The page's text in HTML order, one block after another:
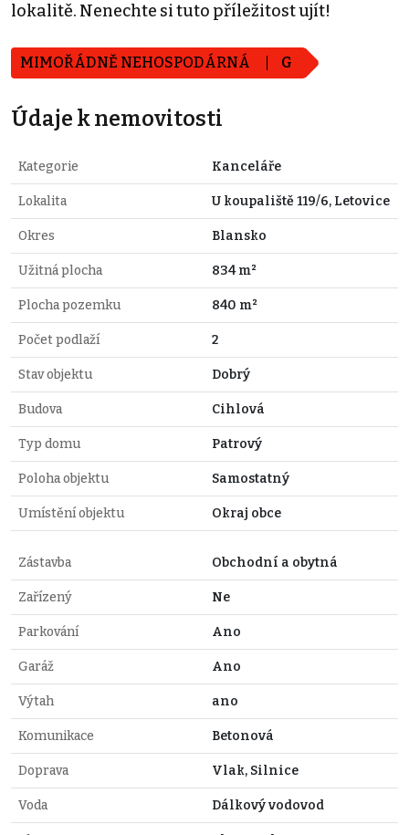
lokalitě. Nenechte si tuto příležitost ujít!
MIMOŘÁDNĚ NEHOSPODÁRNÁ G
Údaje k nemovitosti
Kategorie Kanceláře
Lokalita U koupaliště 119/6, Letovice
Okres Blansko
Užitná plocha 834 m²
Plocha pozemku 840 m²
Počet podlaží 2
Stav objektu Dobrý
Budova Cihlová
Typ domu Patrový
Poloha objektu Samostatný
Umístění objektu Okraj obce
Zástavba Obchodní a obytná
Zařízený Ne
Parkování Ano
Garáž Ano
Výtah ano
Komunikace Betonová
Doprava Vlak, Silnice
Voda Dálkový vodovod